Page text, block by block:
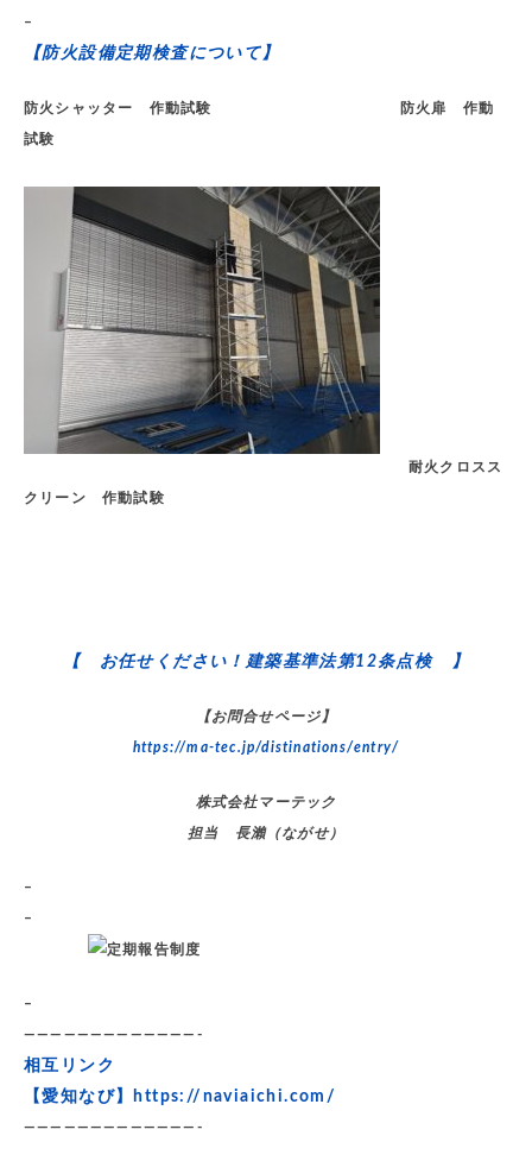
–
【防火設備定期検査について】
防火シャッター 作動試験 防火扉 作動
試験
耐火クロスス
クリーン 作動試験
【 お任せください！建築基準法第12条点検 】
【お問合せページ】
https://ma-tec.jp/distinations/entry/
株式会社マーテック
担当 長瀨（ながせ）
–
–
–
—————————————-
相互リンク
【愛知なび】
https://naviaichi.com/
—————————————-